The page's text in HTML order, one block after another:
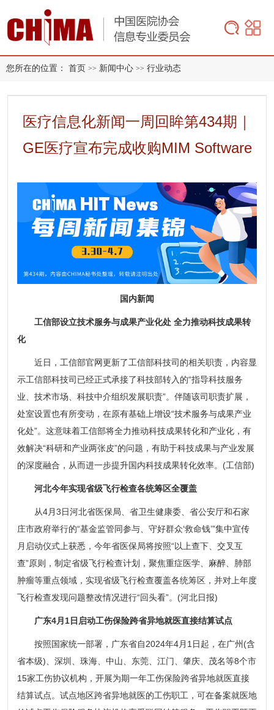
您所在的位置： 首页 >> 新闻中心 >> 行业动态
医疗信息化新闻一周回眸第434期｜
GE医疗宣布完成收购MIM Software
国内新闻
工信部设立技术服务与成果产业化处 全力推动科技成果转
化
近日，工信部官网更新了工信部科技司的相关职责，内容显
示工信部科技司已经正式承接了科技部转入的“指导科技服务
业、技术市场、科技中介组织发展职责”。伴随该司职责扩展，
处室设置也有所变动，在原有基础上增设“技术服务与成果产业
化处”。这意味着工信部将全力推动科技成果转化和产业化，有
效解决“科研和产业两张皮”的问题，有助于科技成果与产业发展
的深度融合，从而进一步提升国内科技成果转化效率。(工信部)
河北今年实现省级飞行检查各统筹区全覆盖
从4月3日河北省医保局、省卫生健康委、省公安厅和石家
庄市政府举行的“基金监管同参与、守好群众‘救命钱’”集中宣传
月启动仪式上获悉，今年省医保局将按照“以上查下、交叉互
查”原则，制定省级飞行检查计划，聚焦重症医学、麻醉、肺部
肿瘤等重点领域，实现省级飞行检查覆盖各统筹区，并对上年度
飞行检查发现问题整改情况进行“回头看”。(河北日报)
广东4月1日启动工伤保险跨省异地就医直接结算试点
按照国家统一部署，广东省自2024年4月1日起，在广州(含
省本级)、深圳、珠海、中山、东莞、江门、肇庆、茂名等8个市
15家工伤协议机构，开展为期一年工伤保险跨省异地就医直接
结算试点。试点地区跨省异地就医的工伤职工，可在备案就医地